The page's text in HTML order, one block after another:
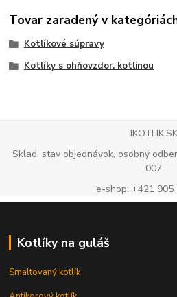
Tovar zaradený v
Kotlíkové súpravy
Kotlíky s ohňovzdor. kotlinou
IKOTLIK.SK
Sklad, stav objednávok, osobný
007
e-shop: +421 905
Kotlíky na guláš
Smaltovaný kotlík